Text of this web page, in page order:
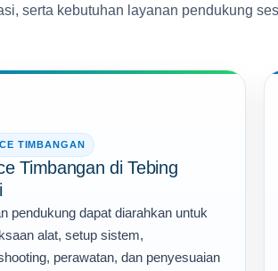
serta kebutuhan layanan pendukung
TIMBANGAN
Timbangan di Tebing
pendukung dapat diarahkan untuk
alat, setup sistem,
perawatan, dan penyesuaian